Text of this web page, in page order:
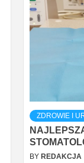
ZDROWIE I
BY REDAKCJA